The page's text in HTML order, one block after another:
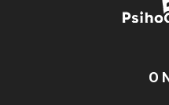
O